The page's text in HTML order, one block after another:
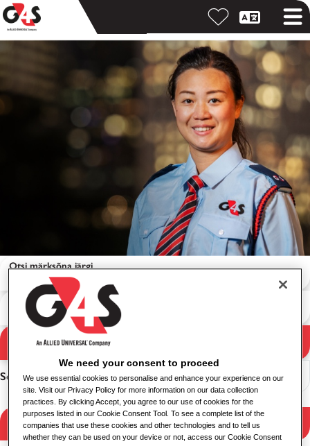
Otsingutulemused
Otsi märksõna järgi
Otsi asukoha järgi
Sorteeri
Filtreeri tulemusi
We need your consent to proceed
We use essential cookies to personalise and enhance your experience on our
site. Visit our Privacy Policy for more information on our data collection
practices. By clicking Accept, you agree to our use of cookies for the
purposes listed in our Cookie Consent Tool. To see a complete list of the
companies that use these cookies and other technologies and to tell us
whether they can be used on your device or not, access our Cookie Consent